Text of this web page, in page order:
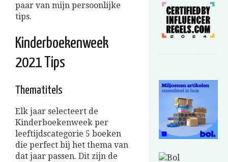
paar van mijn persoonlijke
tips.
Kinderboekenweek
2021 Tips
Thematitels
Elk jaar selecteert de
Kinderboekenweek per
leeftijdscategorie 5 boeken
die perfect bij het thema van
dat jaar passen. Dit zijn de